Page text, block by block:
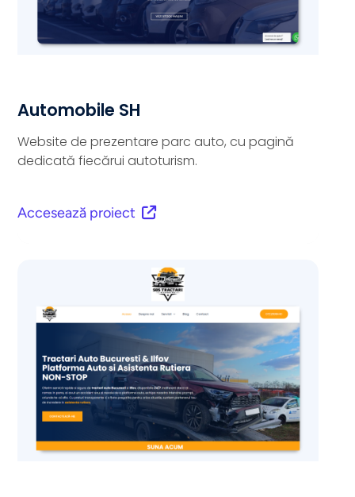
Automobile SH
Website de prezentare parc auto, cu pagină
dedicată fiecărui autoturism.
Accesează proiect